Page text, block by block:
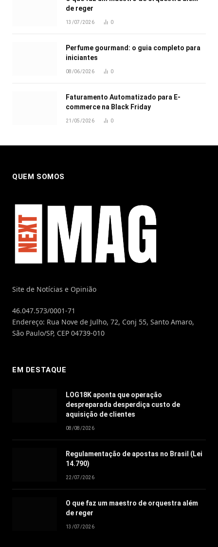
de reger
13/07/2026 0
Perfume gourmand: o guia completo para
iniciantes
08/06/2026 0
Faturamento Automatizado para E-
commerce na Black Friday
21/05/2026 0
QUEM SOMOS
Site de Notícias e Opinião
46.047.573/0001-71
Endereço: Rua Nove de Julho, 72, Conj 55, Santo Amaro,
São Paulo/SP, CEP 04739-010
EM DESTAQUE
LOG18K aponta que operação
despreparada desperdiça custo de
aquisição de clientes
08/08/2026
Regulamentação de apostas no Brasil (Lei
14.790)
22/07/2026
O que faz um maestro de orquestra além
de reger
13/07/2026